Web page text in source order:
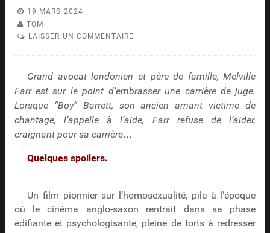
19 MARS 2024
TOM
LAISSER UN COMMENTAIRE
Grand avocat londonien et père de famille, Melville
Farr est sur le point d’embrasser une carrière de juge.
Lorsque “Boy” Barrett, son ancien amant victime de
chantage, l’appelle à l’aide, Farr refuse de l’aider,
craignant pour sa carrière…
Quelques spoilers.
Un film pionnier sur l’homosexualité, pile à l’époque
où le cinéma anglo-saxon rentrait dans sa phase
édifiante et psychologisante, pleine de torts à redresser